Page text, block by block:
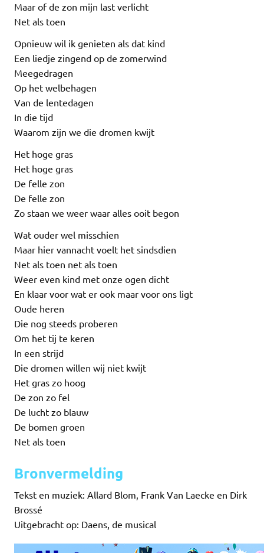
Maar of de zon mijn last verlicht
Net als toen
Opnieuw wil ik genieten als dat kind
Een liedje zingend op de zomerwind
Meegedragen
Op het welbehagen
Van de lentedagen
In die tijd
Waarom zijn we die dromen kwijt
Het hoge gras
Het hoge gras
De felle zon
De felle zon
Zo staan we weer waar alles ooit begon
Wat ouder wel misschien
Maar hier vannacht voelt het sindsdien
Net als toen net als toen
Weer even kind met onze ogen dicht
En klaar voor wat er ook maar voor ons ligt
Oude heren
Die nog steeds proberen
Om het tij te keren
In een strijd
Die dromen willen wij niet kwijt
Het gras zo hoog
De zon zo fel
De lucht zo blauw
De bomen groen
Net als toen
Bronvermelding
Tekst en muziek: Allard Blom, Frank Van Laecke en Dirk
Brossé
Uitgebracht op: Daens, de musical